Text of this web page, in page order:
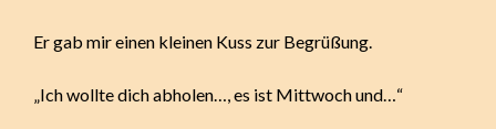
Er gab mir einen kleinen Kuss zur Begrüßung.
„Ich wollte dich abholen…, es ist Mittwoch und…“